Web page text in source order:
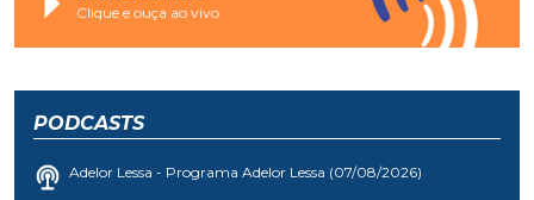
Clique e ouça ao vivo
PODCASTS
Adelor Lessa - Programa Adelor Lessa (07/08/2026)